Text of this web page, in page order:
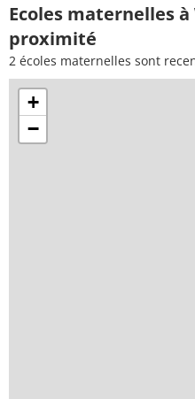
Ecoles maternelles
proximité
2 écoles maternelles sont
+
−